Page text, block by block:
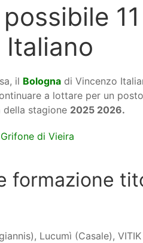
11
il Bologna di Vincenzo
a lottare per un
della stagione 2025 2026.
di Vieira
formazione
Lucumì (Casale),